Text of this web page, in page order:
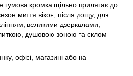
гумова кромка щільно прилягає до
миття вікон, після дощу, для
великими дзеркалами,
душовою зоною та склом
офісі, магазині або на